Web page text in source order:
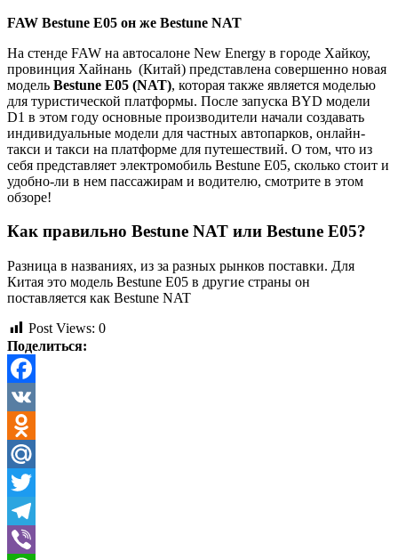
FAW Bestune E05 он же Bestune NAT
На стенде FAW на автосалоне New Energy в городе Хайкоу,
провинция Хайнань (Китай) представлена ​​совершенно новая
модель Bestune E05 (NAT), которая также является моделью
для туристической платформы. После запуска BYD модели
D1 в этом году основные производители начали создавать
индивидуальные модели для частных автопарков, онлайн-
такси и такси на платформе для путешествий. О том, что из
себя представляет электромобиль Bestune E05, сколько стоит и
удобно-ли в нем пассажирам и водителю, смотрите в этом
обзоре!
Как правильно Bestune NAT или Bestune E05?
Разница в названиях, из за разных рынков поставки. Для
Китая это модель Bestune E05 в другие страны он
поставляется как Bestune NAT
Post Views: 0
Поделиться:
Facebook
VK
Odnoklassniki
Mail.Ru
Twitter
Telegram